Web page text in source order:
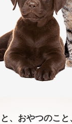
、おやつのこ